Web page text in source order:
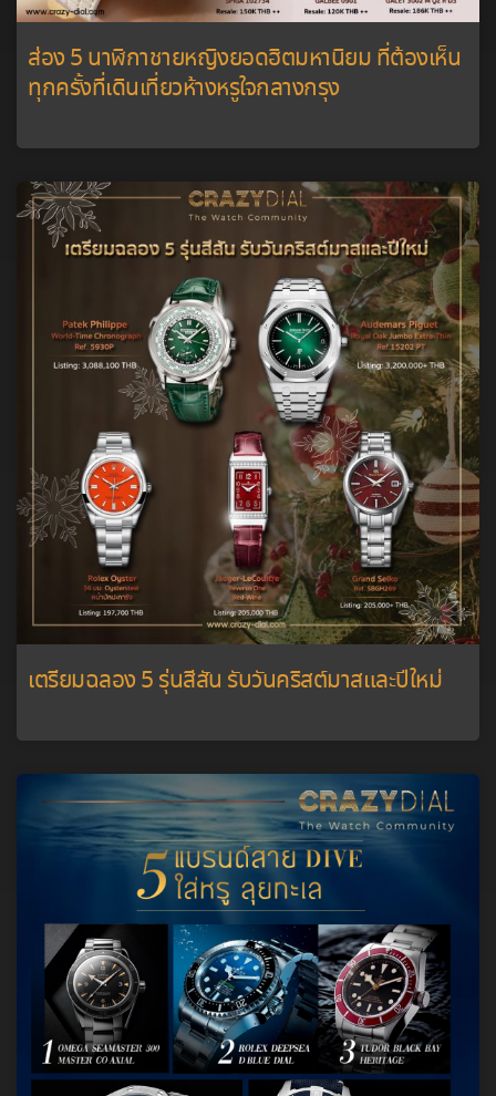
ส่อง 5 นาฬิกาชายหญิงยอดฮิตมหานิยม ที่ต้องเห็น
ทุกครั้งที่เดินเที่ยวห้างหรูใจกลางกรุง
เตรียมฉลอง 5 รุ่นสีสัน รับวันคริสต์มาสและปีใหม่